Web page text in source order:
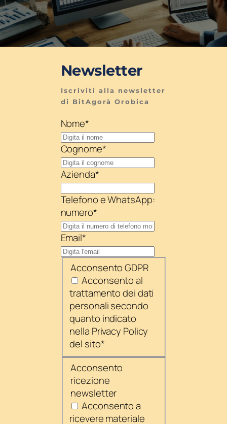
Newsletter
Iscriviti alla newsletter
di BitAgorà Orobica
Nome*
Cognome*
Azienda*
Telefono e WhatsApp:
numero*
Email*
Acconsento GDPR
Acconsento al
trattamento dei dati
personali secondo
quanto indicato
nella Privacy Policy
del sito*
Acconsento
ricezione
newsletter
Acconsento a
ricevere materiale